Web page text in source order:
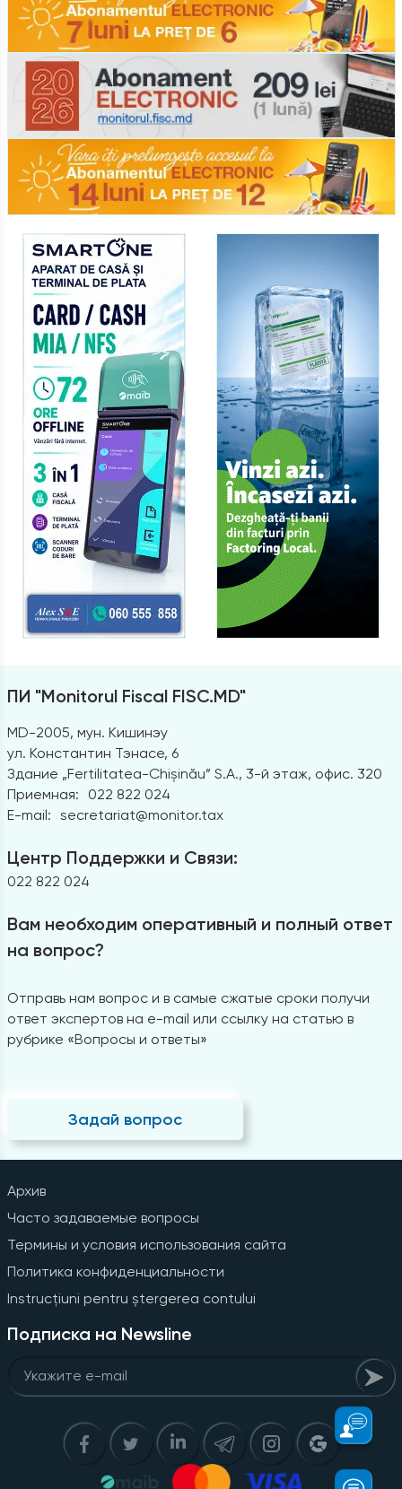
ПИ "Monitorul Fiscal FISC.MD"
MD-2005, мун. Кишинэу
ул. Константин Тэнасе, 6
Здание „Fertilitatea-Chișinău” S.A., 3-й этаж, офис. 320
Приемная:
022 822 024
E-mail: secretariat@monitor.tax
Центр Поддержки и Связи:
022 822 024
Вам необходим оперативный и полный ответ
на вопрос?
Отправь нам вопрос и в самые сжатые сроки получи
ответ экспертов на e-mail или ссылку на статью в
рубрике «Вопросы и ответы»
Задай вопрос
Архив
Часто задаваемые вопросы
Термины и условия использования сайта
Политика конфиденциальности
Instrucțiuni pentru ștergerea contului
Подписка на Newsline